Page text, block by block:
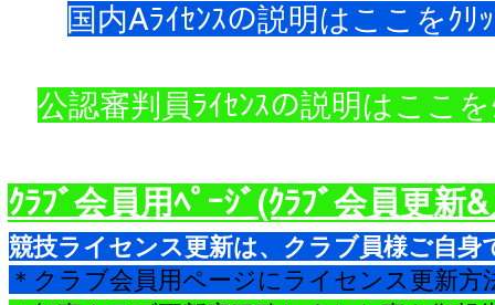
国内Aﾗｲｾﾝｽの説明はここをｸﾘ
公認審判員ﾗｲｾﾝｽの説明はここを
ｸﾗﾌﾞ会員用ﾍﾟｰｼﾞ(ｸﾗﾌﾞ会員更新
競技ライセンス更新は、クラブ員様ご自
＊クラブ会員用ページにライセンス更新